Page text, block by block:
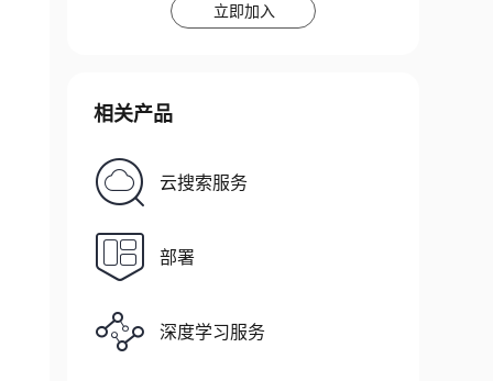
立即加入
相关产品
云搜索服务
部署
深度学习服务